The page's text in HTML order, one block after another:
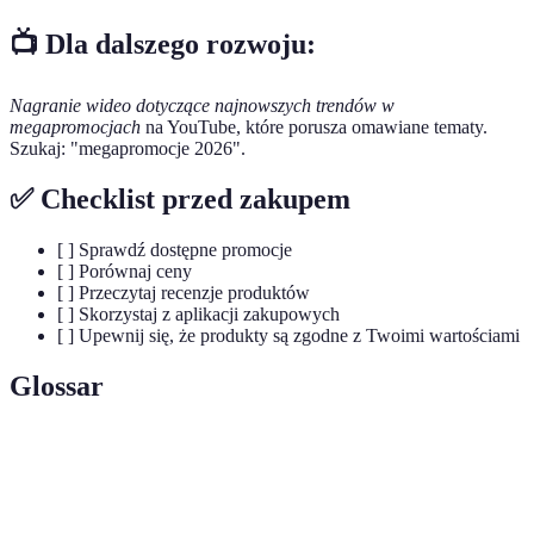
📺 Dla dalszego rozwoju:
Nagranie wideo dotyczące najnowszych trendów w
megapromocjach na YouTube, które porusza omawiane tematy.
Szukaj: "megapromocje 2026".
✅ Checklist przed zakupem
[ ] Sprawdź dostępne promocje
[ ] Porównaj ceny
[ ] Przeczytaj recenzje produktów
[ ] Skorzystaj z aplikacji zakupowych
[ ] Upewnij się, że produkty są zgodne z Twoimi wartościami
Glossar